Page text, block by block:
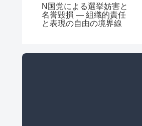
N国党による選挙妨害と
名誉毀損 ― 組織的責任
と表現の自由の境界線